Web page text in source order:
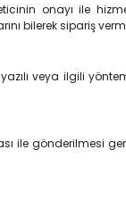
onayı ile
bilerek sipariş
veya ilgili
ile gönderilmesi